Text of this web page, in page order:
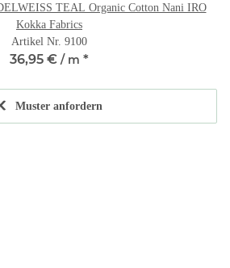
TEAL Organic Cotton Nani IRO
Kokka Fabrics
Artikel Nr. 9100
36,95 € / m *
Muster anfordern